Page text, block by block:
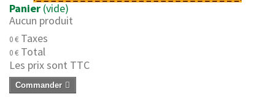
Panier (vide)
Aucun produit
0 € Taxes
0 € Total
Les prix sont TTC
Commander